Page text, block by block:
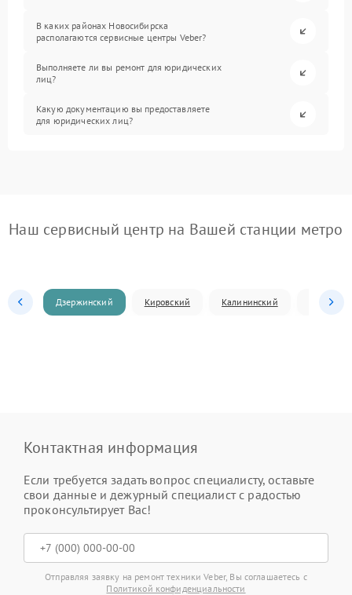
В каких районах Новосибирска
располагаются сервисные центры Veber?
Выполняете ли вы ремонт для юридических
лиц?
Какую документацию вы предоставляете
для юридических лиц?
Наш сервисный центр на Вашей станции метро
Дзержинский Кировский Калининский
Контактная информация
Если требуется задать вопрос специалисту, оставьте
свои данные и дежурный специалист с радостью
проконсультирует Вас!
Отправляя заявку на ремонт техники Veber, Вы соглашаетесь с
Политикой конфиденциальности